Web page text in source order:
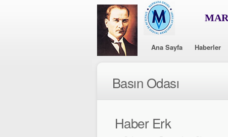
Ana Sayfa Haberler
Basın Odası
Haber Erk